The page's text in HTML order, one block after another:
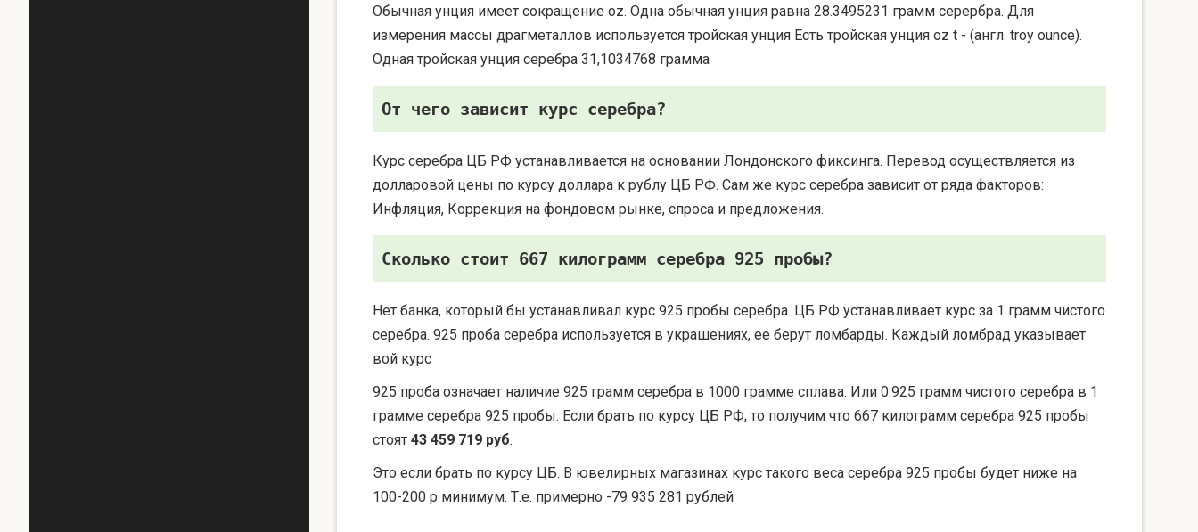
Обычная унция имеет сокращение oz. Одна обычная унция равна 28.3495231 грамм серербра. Для
измерения массы драгметаллов используется тройская унция Есть тройская унция oz t - (англ. troy ounce).
Одная тройская унция серебра 31,1034768 грамма
От чего зависит курс серебра?
Курс серебра ЦБ РФ устанавливается на основании Лондонского фиксинга. Перевод осуществляется из
долларовой цены по курсу доллара к рублу ЦБ РФ. Сам же курс серебра зависит от ряда факторов:
Инфляция, Коррекция на фондовом рынке, спроса и предложения.
Сколько стоит 667 килограмм серебра 925 пробы?
Нет банка, который бы устанавливал курс 925 пробы серебра. ЦБ РФ устанавливает курс за 1 грамм чистого
серебра. 925 проба серебра используется в украшениях, ее берут ломбарды. Каждый ломбрад указывает
вой курс
925 проба означает наличие 925 грамм серебра в 1000 грамме сплава. Или 0.925 грамм чистого серебра в 1
грамме серебра 925 пробы. Если брать по курсу ЦБ РФ, то получим что 667 килограмм серебра 925 пробы
стоят 43 459 719 руб.
Это если брать по курсу ЦБ. В ювелирных магазинах курс такого веса серебра 925 пробы будет ниже на
100-200 р минимум. Т.е. примерно -79 935 281 рублей